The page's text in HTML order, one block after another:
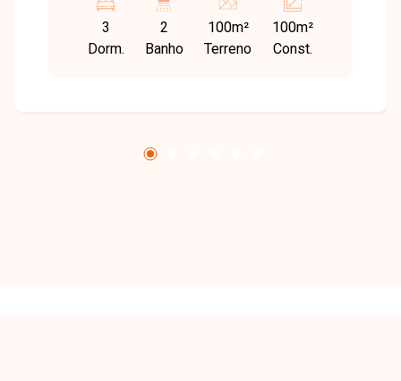
com sacada, banheiro social, cozinha, área de
serviço, vaga de garagem presa para 2 carros e
1 elevador. Observação: Serão instalados
3
Dorm.
2
Banho
100m²
Terreno
100m²
Const.